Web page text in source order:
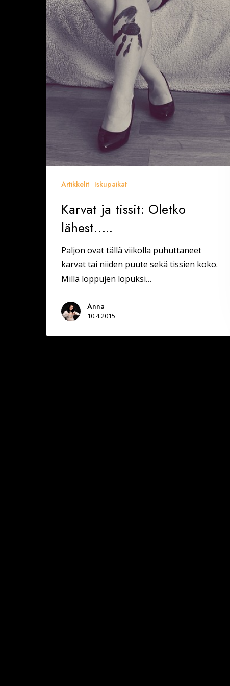
Artikkelit Iskupaikat
Karvat ja tissit: Oletko
lähest…..
Paljon ovat tällä viikolla puhuttaneet
karvat tai niiden puute sekä tissien koko.
Millä loppujen lopuksi…
Anna
10.4.2015